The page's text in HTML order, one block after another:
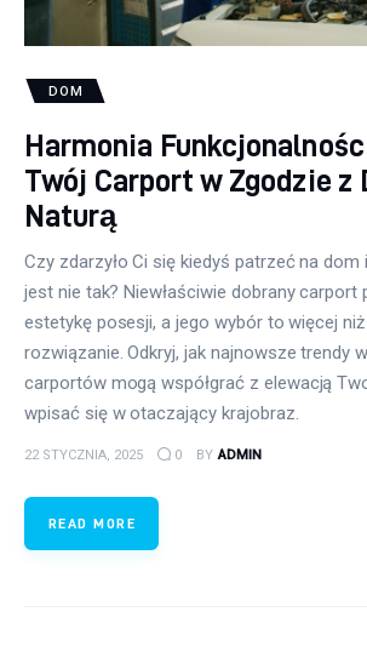
DOM
Harmonia
Twój Carport w Zgodzie z
Naturą
Czy zdarzyło Ci się kiedyś patrzeć na
jest nie tak? Niewłaściwie dobrany carport
estetykę posesji, a jego wybór to więcej
rozwiązanie. Odkryj, jak najnowsze trendy
carportów mogą współgrać z elewacją
wpisać się w otaczający krajobraz.
22 STYCZNIA, 2025 0 BY ADMIN
READ MORE